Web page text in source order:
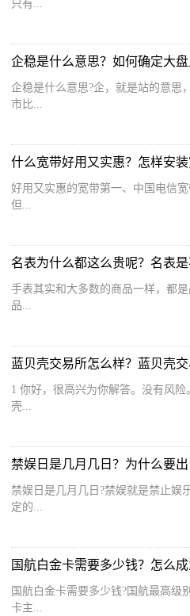
只有...
企稳是什么意思？如何确定大盘
企稳是什么意思?企，就是站的意思
市比...
什么宽带好用又实惠？怎样安装
好用又实惠的宽带第一、中国电信
但...
名表为什么都这么贵呢？名表
手表其实和大多数的商品一样，都
品...
蓝贝壳交易所怎么样？蓝贝壳
1 你好，很高兴为你解答。没有风
壳...
禁娱日是几月几日?禁娱就是禁止娱
定的...
国航白金卡需要多少钱？怎么
国航白金卡需要多少钱?国航最高级
卡主...